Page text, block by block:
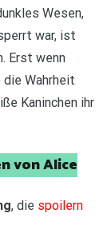
Wesen,
war, ist
Erst wenn
Wahrheit
Kaninchen ihr
von Alice
, die spoilern